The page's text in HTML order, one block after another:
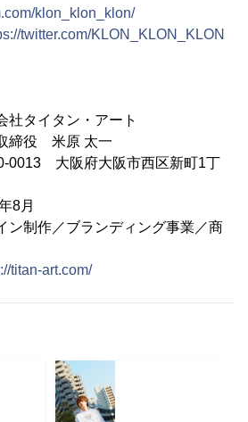
klon_klon_klon/
twitter.com/KLON_KLON_KLON
イタン・アート
役 米原 太一
大阪府大阪市西区新町1丁
月
制作／ブランディング事業／商
titan-art.com/